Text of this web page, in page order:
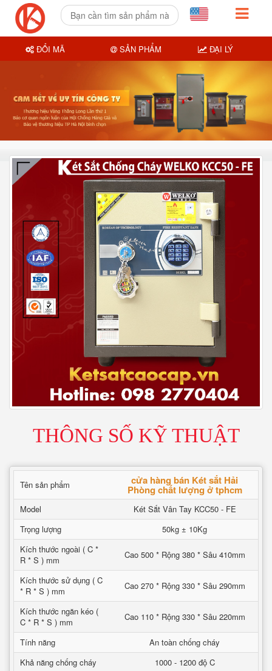
THÔNG SỐ KỸ THUẬT
Tên sản phẩm cửa hàng bán Két sắt Hải
Phòng chất lượng ở tphcm
Model
Két Sắt Vân Tay KCC50 - FE
Trọng lượng
50kg ± 10Kg
Kích thước ngoài ( C *
R * S ) mm
Cao 500 * Rộng 380 * Sâu 410mm
Kích thước sử dụng ( C
* R * S ) mm
Cao 270 * Rộng 330 * Sâu 290mm
Kích thước ngăn kéo (
C * R * S ) mm
Cao 110 * Rộng 330 * Sâu 220mm
Tính năng
An toàn chống cháy
Khả năng chống cháy
1000 - 1200 độ C
ĐỔI MÃ SẢN PHẨM ĐẠI LÝ